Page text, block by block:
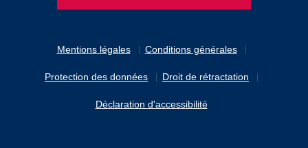
Mentions légales Conditions générales
Protection des données Droit de rétractation
Déclaration d'accessibilité